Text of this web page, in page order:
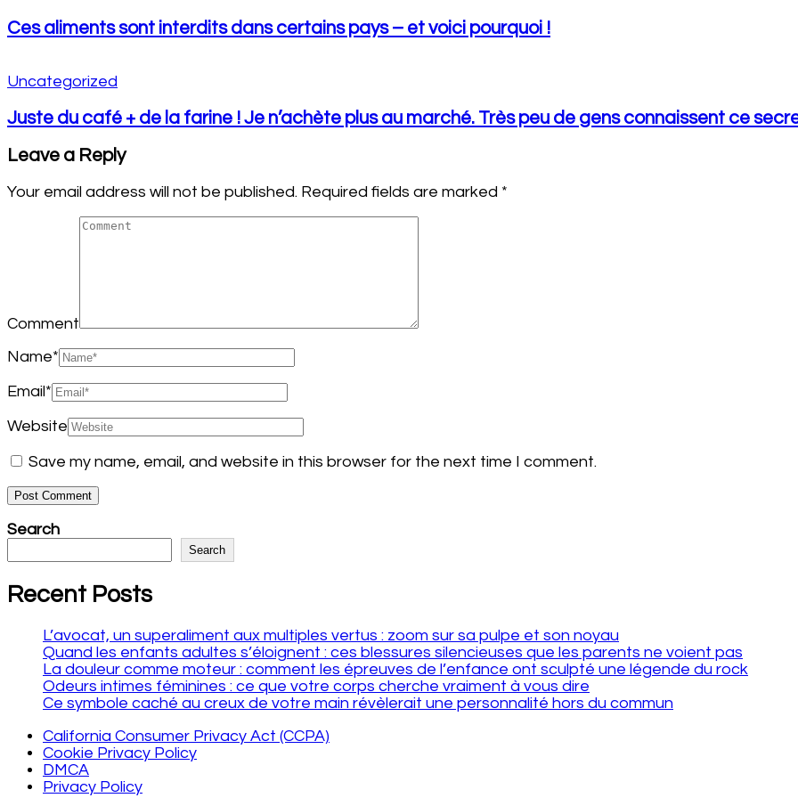
Ces aliments sont interdits dans certains pays – et voici pourquoi !
Uncategorized
Juste du café + de la farine ! Je n’achète plus au marché. Très peu de gens connaissent ce
Leave a Reply
Your email address will not be published. Required fields are marked *
Comment
Name*
Email *
Website
Save my name, email, and website in this browser for the next time I comment.
Search
Search
Recent Posts
L’avocat, un superaliment aux multiples vertus : zoom sur sa pulpe et son noyau
Quand les enfants adultes s’éloignent : ces blessures silencieuses que les parents ne voient pas
La douleur comme moteur : comment les épreuves de l’enfance ont sculpté une légende du rock
Odeurs intimes féminines : ce que votre corps cherche vraiment à vous dire
Ce symbole caché au creux de votre main révèlerait une personnalité hors du commun
California Consumer Privacy Act (CCPA)
Cookie Privacy Policy
DMCA
Privacy Policy